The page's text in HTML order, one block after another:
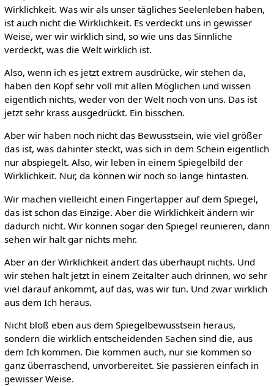
Wirklichkeit. Was wir als unser tägliches Seelenleben haben,
ist auch nicht die Wirklichkeit. Es verdeckt uns in gewisser
Weise, wer wir wirklich sind, so wie uns das Sinnliche
verdeckt, was die Welt wirklich ist.
Also, wenn ich es jetzt extrem ausdrücke, wir stehen da,
haben den Kopf sehr voll mit allen Möglichen und wissen
eigentlich nichts, weder von der Welt noch von uns. Das ist
jetzt sehr krass ausgedrückt. Ein bisschen.
Aber wir haben noch nicht das Bewusstsein, wie viel größer
das ist, was dahinter steckt, was sich in dem Schein eigentlich
nur abspiegelt. Also, wir leben in einem Spiegelbild der
Wirklichkeit. Nur, da können wir noch so lange hintasten.
Wir machen vielleicht einen Fingertapper auf dem Spiegel,
das ist schon das Einzige. Aber die Wirklichkeit ändern wir
dadurch nicht. Wir können sogar den Spiegel reunieren, dann
sehen wir halt gar nichts mehr.
Aber an der Wirklichkeit ändert das überhaupt nichts. Und
wir stehen halt jetzt in einem Zeitalter auch drinnen, wo sehr
viel darauf ankommt, auf das, was wir tun. Und zwar wirklich
aus dem Ich heraus.
Nicht bloß eben aus dem Spiegelbewusstsein heraus,
sondern die wirklich entscheidenden Sachen sind die, aus
dem Ich kommen. Die kommen auch, nur sie kommen so
ganz überraschend, unvorbereitet. Sie passieren einfach in
gewisser Weise.